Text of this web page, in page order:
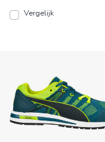
Vergelijk